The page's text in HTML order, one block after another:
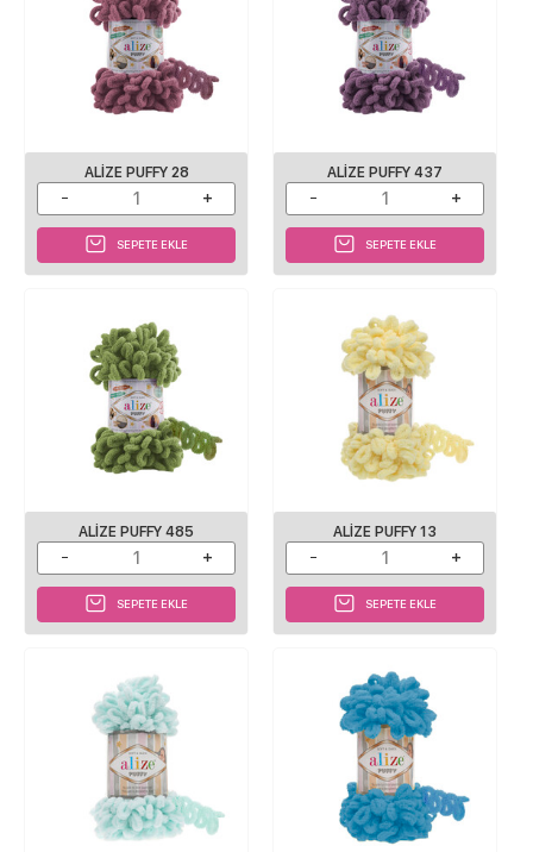
ALIZE PUFFY 28
SEPETE EKLE
ALIZE PUFFY 437
SEPETE EKLE
ALIZE PUFFY 485
SEPETE EKLE
ALIZE PUFFY 13
SEPETE EKLE